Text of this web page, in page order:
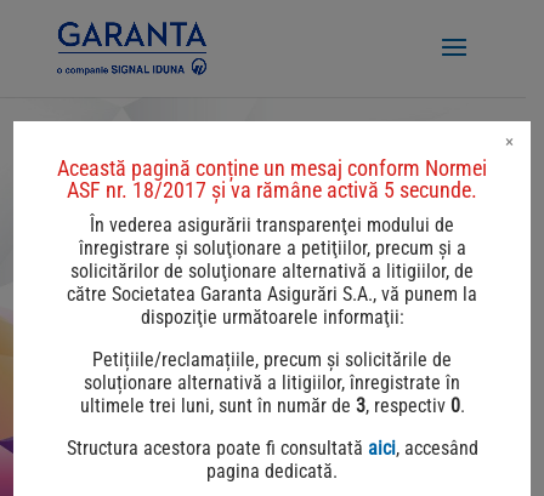
Garanta Asigurari SA
Sediul Central: Bulevardul Ion Mihalache
19-21, Bucuresti 011171
021-307.99.71
021-307.99.72
Această pagină conține un mesaj conform Normei
ASF nr. 18/2017 și va rămâne activă 5 secunde.
În vederea asigurării transparenţei modului de
înregistrare şi soluţionare a petiţiilor, precum şi a
solicitărilor de soluţionare alternativă a litigiilor, de
către Societatea Garanta Asigurări S.A., vă punem la
dispoziţie următoarele informaţii:
Petițiile/reclamațiile, precum și solicitările de
soluționare alternativă a litigiilor, înregistrate în
ultimele trei luni, sunt în număr de 3, respectiv 0.
Structura acestora poate fi consultată aici, accesând
pagina dedicată.
×